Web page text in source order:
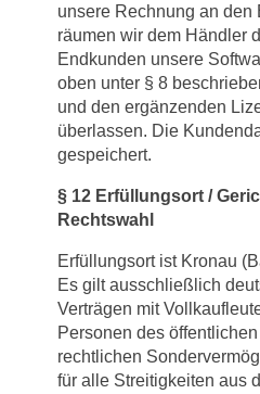
unsere Rechnung an den
räumen wir dem Händler
Endkunden unsere
oben unter § 8
und den ergänzenden
überlassen. Die
gespeichert.
§ 12 Erfüllungsort /
Rechtswahl
Erfüllungsort ist Kronau
Es gilt ausschließlich
Verträgen mit
Personen des
rechtlichen
für alle Streitigkeiten aus